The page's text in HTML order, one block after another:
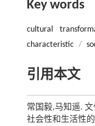
Key words
cultural
characteristic /
引用本文
常国毅,马知遥.
社会性和生活性